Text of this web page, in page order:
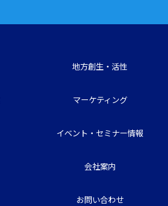
地方創生・活性
マーケティング
イベント・セミナー情報
会社案内
お問い合わせ